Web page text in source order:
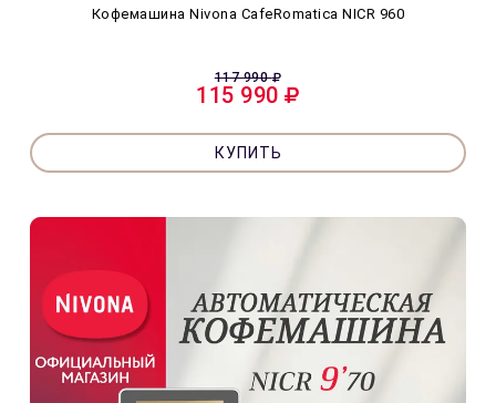
Кофемашина Nivona CafeRomatica NICR 960
117 990
115 990
КУПИТЬ